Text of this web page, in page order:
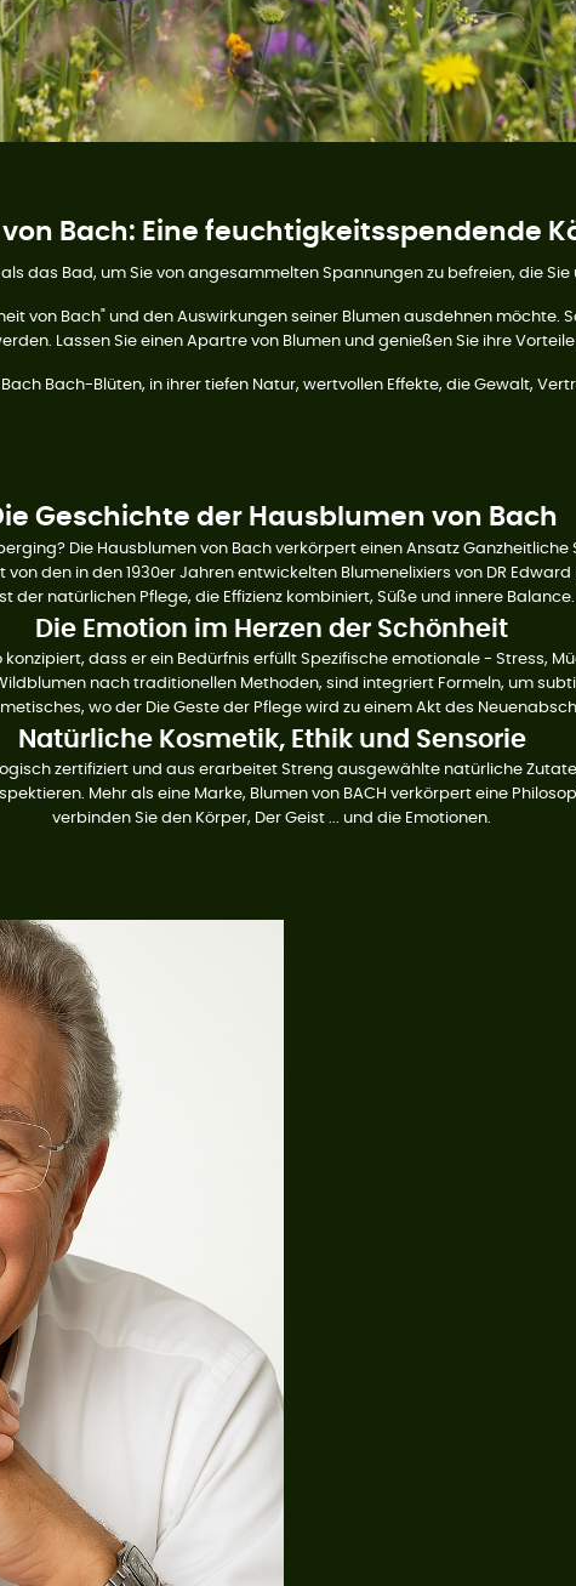
Bach: Eine feuchtigkeitsspendende
das Bad, um Sie von angesammelten Spannungen zu befreien, die
von Bach" und den Auswirkungen seiner Blumen ausdehnen möchte.
Lassen Sie einen Apartre von Blumen und genießen Sie ihre
Bach-Blüten, in ihrer tiefen Natur, wertvollen Effekte, die Gewalt,
Geschichte der Hausblumen von Bach
Die Hausblumen von Bach verkörpert einen Ansatz Ganzheitliche
den in den 1930er Jahren entwickelten Blumenelixiers von DR Edward
der natürlichen Pflege, die Effizienz kombiniert, Süße und innere Balance.
Die Emotion im Herzen der Schönheit
dass er ein Bedürfnis erfüllt Spezifische emotionale - Stress,
nach traditionellen Methoden, sind integriert Formeln, um
wo der Die Geste der Pflege wird zu einem Akt des
Natürliche Kosmetik, Ethik und Sensorie
zertifiziert und aus erarbeitet Streng ausgewählte natürliche
Mehr als eine Marke, Blumen von BACH verkörpert eine
verbinden Sie den Körper, Der Geist ... und die Emotionen.